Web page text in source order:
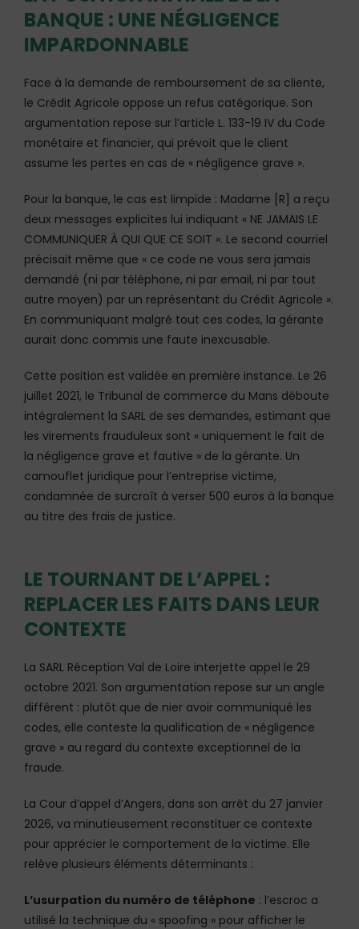
BANQUE : UNE NÉGLIGENCE
IMPARDONNABLE
Face à la demande de remboursement de sa cliente,
le Crédit Agricole oppose un refus catégorique. Son
argumentation repose sur l’article L. 133-19 IV du Code
monétaire et financier, qui prévoit que le client
assume les pertes en cas de « négligence grave ».
Pour la banque, le cas est limpide : Madame [R] a reçu
deux messages explicites lui indiquant « NE JAMAIS LE
COMMUNIQUER À QUI QUE CE SOIT ». Le second courriel
précisait même que « ce code ne vous sera jamais
demandé (ni par téléphone, ni par email, ni par tout
autre moyen) par un représentant du Crédit Agricole ».
En communiquant malgré tout ces codes, la gérante
aurait donc commis une faute inexcusable.
Cette position est validée en première instance. Le 26
juillet 2021, le Tribunal de commerce du Mans déboute
intégralement la SARL de ses demandes, estimant que
les virements frauduleux sont « uniquement le fait de
la négligence grave et fautive » de la gérante. Un
camouflet juridique pour l’entreprise victime,
condamnée de surcroît à verser 500 euros à la banque
au titre des frais de justice.
LE TOURNANT DE L’APPEL :
REPLACER LES FAITS DANS LEUR
CONTEXTE
La SARL Réception Val de Loire interjette appel le 29
octobre 2021. Son argumentation repose sur un angle
différent : plutôt que de nier avoir communiqué les
codes, elle conteste la qualification de « négligence
grave » au regard du contexte exceptionnel de la
fraude.
La Cour d’appel d’Angers, dans son arrêt du 27 janvier
2026, va minutieusement reconstituer ce contexte
pour apprécier le comportement de la victime. Elle
relève plusieurs éléments déterminants :
L’usurpation du numéro de téléphone : l’escroc a
utilisé la technique du « spoofing » pour afficher le